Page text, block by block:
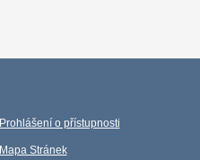
Prohlášení o přístupnosti
Mapa Stránek